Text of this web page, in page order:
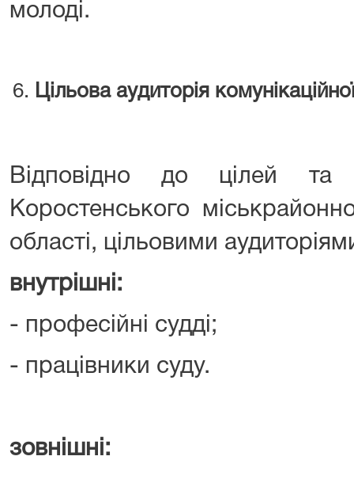
молоді.
Цільова аудиторія
Відповідно до цілей та
Коростенського
області, цільовими
внутрішні:
- професійні судді;
- працівники суду.
зовнішні: